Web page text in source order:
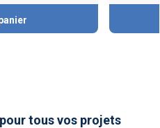
tous vos projets